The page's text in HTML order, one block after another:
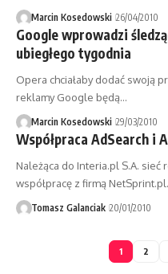
Marcin Kosedowski 26/04/2010
Google wprowadzi
ubiegłego tygodnia
Opera chciałaby dodać swoją
reklamy Google będą…
Marcin Kosedowski 29/03/2010
Współpraca AdSearch i
Należąca do Interia.pl S.A. sieć
współpracę z firmą
Tomasz Galanciak 20/01/2010
1 2